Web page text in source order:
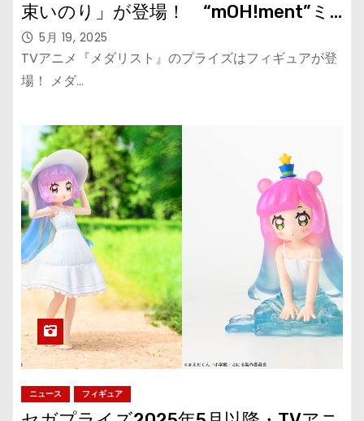
束いのり」が登場！ “mOH!ment”ミ
ニフィギュア第2弾も！
5月 19, 2025
TVアニメ『メダリスト』のプライズはフィギュアが登
場！ メダ…
ニュース フィギュア